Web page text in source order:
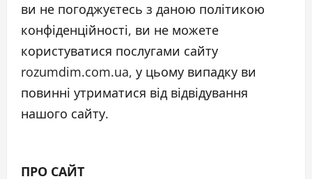
ви не погоджуєтесь з даною політикою
конфіденційності, ви не можете
користуватися послугами сайту
rozumdim.com.ua, у цьому випадку ви
повинні утриматися від відвідування
нашого сайту.
ПРО САЙТ